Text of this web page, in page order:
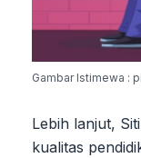
Gambar Istimewa :
Lebih lanjut,
kualitas